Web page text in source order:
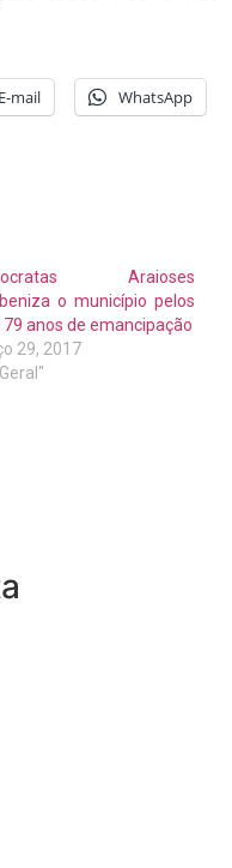
E-mail WhatsApp
Araioses
o município pelos
79 anos de emancipação
29, 2017